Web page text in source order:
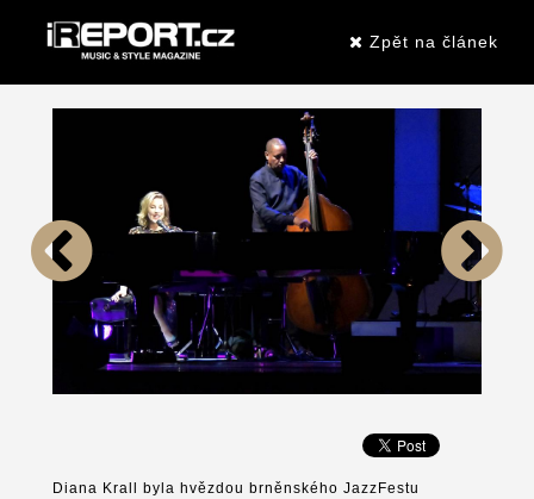
Zpět na článek
Diana Krall byla hvězdou brněnského JazzFestu